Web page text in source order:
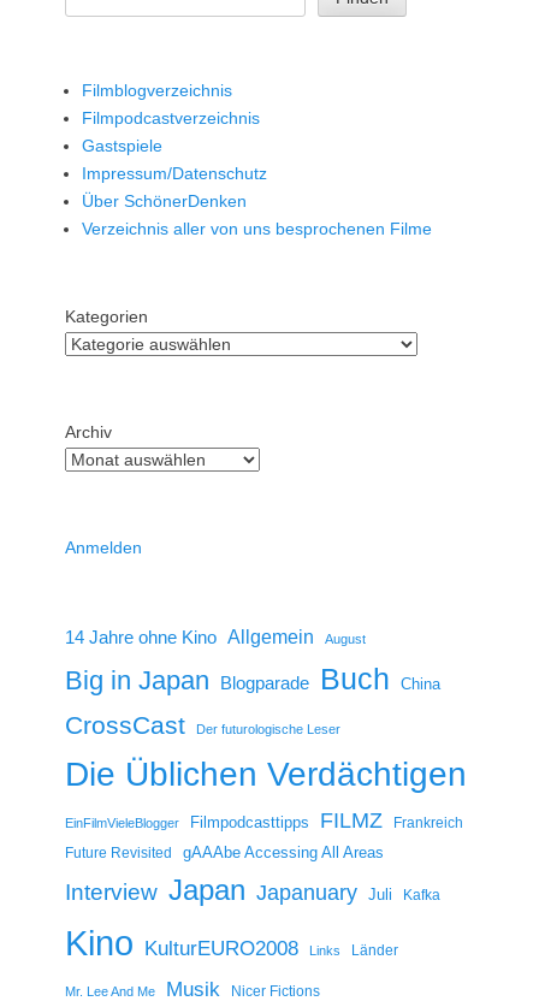
Filmblogverzeichnis
Filmpodcastverzeichnis
Gastspiele
Impressum/Datenschutz
Über SchönerDenken
Verzeichnis aller von uns besprochenen Filme
Kategorien
Archiv
Anmelden
14 Jahre ohne Kino Allgemein August
Big in Japan Blogparade Buch China
CrossCast Der futurologische Leser
Die Üblichen Verdächtigen
EinFilmVieleBlogger Filmpodcasttipps FILMZ
Frankreich
Future Revisited
gAAAbe Accessing All Areas
Interview Japan Japanuary Juli Kafka
Kino KulturEURO2008 Links Länder
Mr. Lee And Me Musik Nicer Fictions